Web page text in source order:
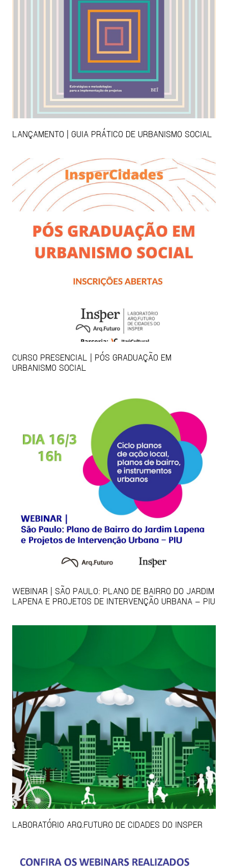
LANÇAMENTO | GUIA PRÁTICO DE URBANISMO SOCIAL
CURSO PRESENCIAL | PÓS GRADUAÇÃO EM
URBANISMO SOCIAL
WEBINAR | SÃO PAULO: PLANO DE BAIRRO DO JARDIM
LAPENA E PROJETOS DE INTERVENÇÃO URBANA – PIU
LABORATÓRIO ARQ.FUTURO DE CIDADES DO INSPER